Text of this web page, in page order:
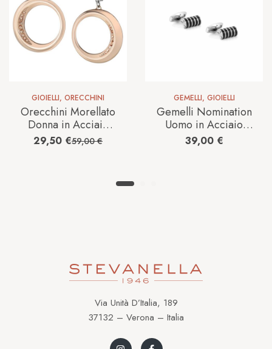
GIOIELLI, ORECCHINI
Orecchini Morellato
Donna in Acciaio
SAAH05
59,00€
29,50 €
GEMELLI, GIOIELLI
Gemelli Nomination
Uomo in Acciaio
028305/030
39,00 €
Via Unità D’Italia, 189
37132 – Verona – Italia